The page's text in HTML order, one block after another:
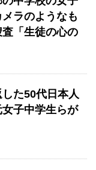
ラのようなも
「生徒の心の
た50代日本人
子中学生らが